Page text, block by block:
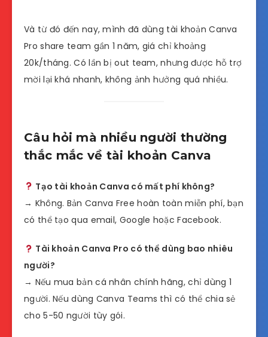
Và từ đó đến nay, mình đã dùng tài khoản Canva
Pro share team gần 1 năm, giá chỉ khoảng
20k/tháng. Có lần bị out team, nhưng được hỗ trợ
mời lại khá nhanh, không ảnh hưởng quá nhiều.
Câu hỏi mà nhiều người thường
thắc mắc về tài khoản Canva
Tạo tài khoản Canva có mất phí không?
→ Không. Bản Canva Free hoàn toàn miễn phí, bạn
có thể tạo qua email, Google hoặc Facebook.
Tài khoản Canva Pro có thể dùng bao nhiêu
người?
→ Nếu mua bản cá nhân chính hãng, chỉ dùng 1
người. Nếu dùng Canva Teams thì có thể chia sẻ
cho 5-50 người tùy gói.